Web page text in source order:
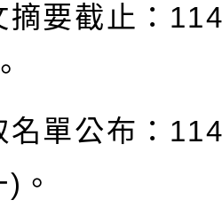
摘要截止：
。
名單公布：
) 。